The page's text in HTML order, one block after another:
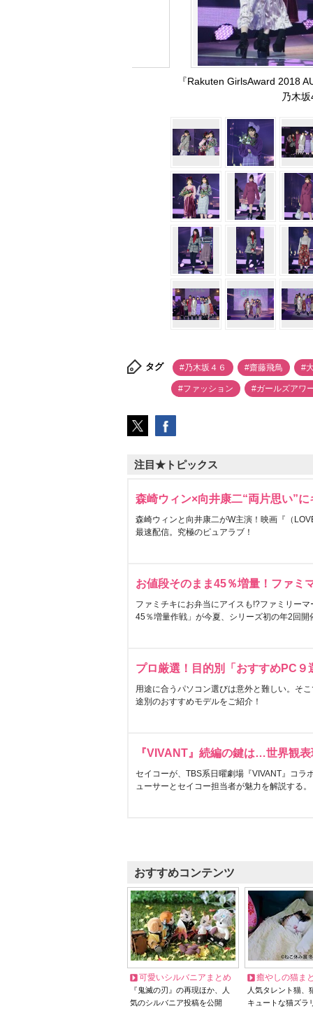
『Rakuten GirlsAward 2018
乃木
タグ #乃木坂４６ #齋藤飛鳥 #
#ファッション #ガールズアワ
注目★トピックス
森崎ウィン×向井康二“両片思い”
森崎ウィンと向井康二がW主演！映画『（
最速配信。究極のピュアラブ！
お値段そのまま45％増量！ファミ
ファミチキにお弁当にアイスも!?ファミリー
45％増量作戦」が今夏、シリーズ初の年2回開
プロ厳選！目的別「おすすめPC９
用途に合うパソコン選びは意外と難しい。そ
途別のおすすめモデルをご紹介！
『VIVANT』続編の鍵は…世界観
セイコーが、TBS系日曜劇場『VIVANT』コラ
ューサーとセイコー担当者が魅力を解説する。
おすすめコンテンツ
可愛いシルバニアまとめ
『鬼滅の刃』の再現ほか、人
気のシルバニア投稿を公開
癒やしの猫ま
人気タレント猫
キュートな猫ズラ